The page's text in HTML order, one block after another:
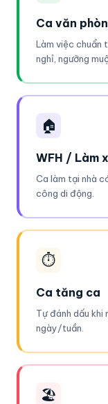
Ca văn
Làm việc chuẩn
nghỉ, ngưỡng
🏠
WFH / Làm
Ca làm tại nhà
công di động.
⏱
Ca tăng ca
Tự đánh dấu khi
ngày/tuần.
🏖